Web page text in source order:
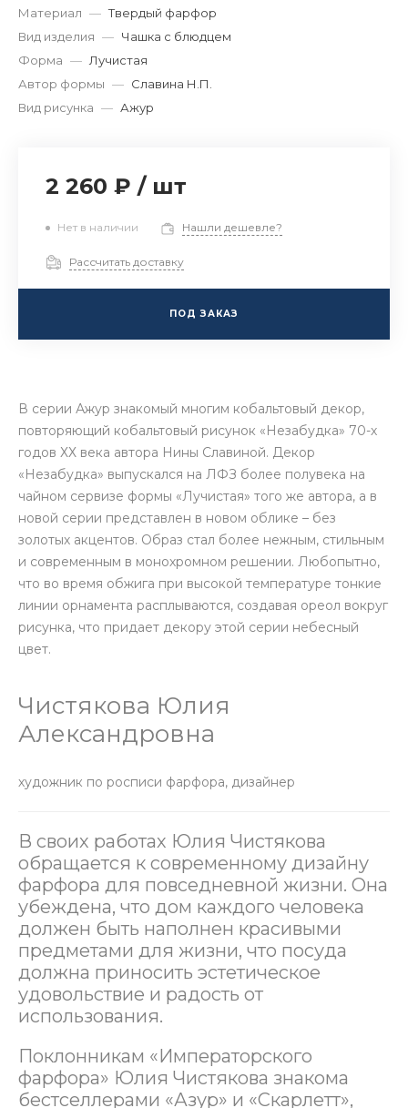
Материал — Твердый фарфор
Вид изделия — Чашка с блюдцем
Форма — Лучистая
Автор формы — Славина Н.П.
Вид рисунка — Ажур
2 260 ₽ / шт
Нет в наличии Нашли дешевле?
Рассчитать доставку
ПОД ЗАКАЗ
В серии Ажур знакомый многим кобальтовый декор,
повторяющий кобальтовый рисунок «Незабудка» 70-х
годов ХХ века автора Нины Славиной. Декор
«Незабудка» выпускался на ЛФЗ более полувека на
чайном сервизе формы «Лучистая» того же автора, а в
новой серии представлен в новом облике – без
золотых акцентов. Образ стал более нежным, стильным
и современным в монохромном решении. Любопытно,
что во время обжига при высокой температуре тонкие
линии орнамента расплываются, создавая ореол вокруг
рисунка, что придает декору этой серии небесный
цвет.
Чистякова Юлия
Александровна
художник по росписи фарфора, дизайнер
В своих работах Юлия Чистякова
обращается к современному дизайну
фарфора для повседневной жизни. Она
убеждена, что дом каждого человека
должен быть наполнен красивыми
предметами для жизни, что посуда
должна приносить эстетическое
удовольствие и радость от
использования.
Поклонникам «Императорского
фарфора» Юлия Чистякова знакома
бестселлерами «Азур» и «Скарлетт»,